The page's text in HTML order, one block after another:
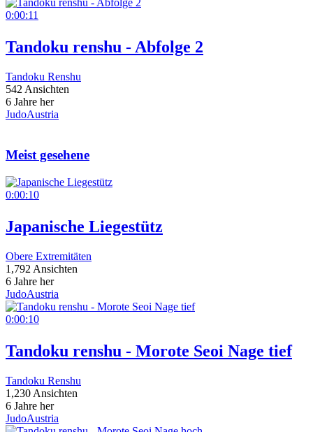
0:00:11
Tandoku renshu - Abfolge 2
Tandoku Renshu
542 Ansichten
6 Jahre her
JudoAustria
Meist gesehene
0:00:10
Japanische Liegestütz
Obere Extremitäten
1,792 Ansichten
6 Jahre her
JudoAustria
0:00:10
Tandoku renshu - Morote Seoi Nage tief
Tandoku Renshu
1,230 Ansichten
6 Jahre her
JudoAustria